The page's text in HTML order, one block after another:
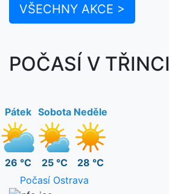
VŠECHNY AKCE >
POČASÍ V TŘINCI
Pátek
26 °C
Sobota
25 °C
Neděle
28 °C
Počasí Ostrava